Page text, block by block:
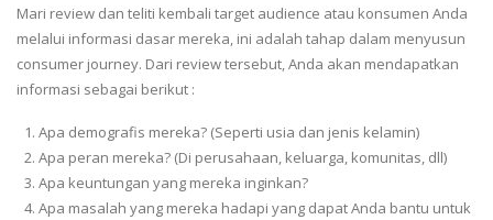
Mari review dan teliti kembali target audience atau konsumen Anda
melalui informasi dasar mereka, ini adalah tahap dalam menyusun
consumer journey. Dari review tersebut, Anda akan mendapatkan
informasi sebagai berikut :
Apa demografis mereka? (Seperti usia dan jenis kelamin)
Apa peran mereka? (Di perusahaan, keluarga, komunitas, dll)
Apa keuntungan yang mereka inginkan?
Apa masalah yang mereka hadapi yang dapat Anda bantu untuk